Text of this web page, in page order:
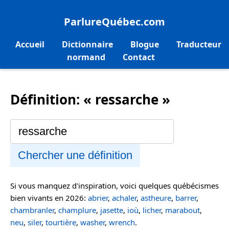
ParlureQuébec.com
Accueil Dictionnaire Blogue
Traducteur
normand
Contact
Définition: « ressarche »
Chercher une définition
Si vous manquez d'inspiration, voici quelques québécismes
bien vivants en 2026: abrier, achaler, astheure, barrer,
chambranler, champlure, jasette, ioù, licher, marabout,
neu, siler, tourtière, washer, wrench.